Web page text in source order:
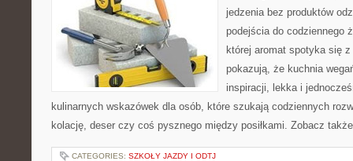
jedzenia bez produktów
podejścia do codziennego
której aromat spotyka się
pokazują, że kuchnia
inspiracji, lekka i
kulinarnych wskazówek dla osób, które szukają codziennych
kolację, deser czy coś pysznego między posiłkami. Zobacz
CATEGORIES: SZKOŁY JAZDY I ODTJ